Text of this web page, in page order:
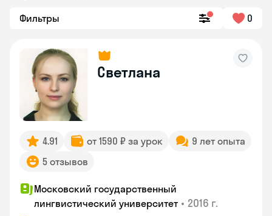
Фильтры 0
Светлана
4.91 от 1590 ₽ за урок
9 лет опыта
5 отзывов
Московский государственный
лингвистический университет • 2016 г.